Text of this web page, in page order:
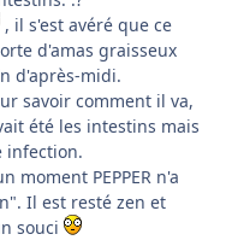
, il s'est avéré que ce
d'amas graisseux
d'après-midi.
savoir comment il va,
été les intestins mais
infection.
moment PEPPER n'a
Il est resté zen et
souci